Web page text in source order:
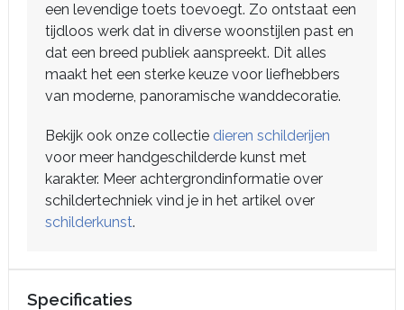
een levendige toets toevoegt. Zo ontstaat een
tijdloos werk dat in diverse woonstijlen past en
dat een breed publiek aanspreekt. Dit alles
maakt het een sterke keuze voor liefhebbers
van moderne, panoramische wanddecoratie.
Bekijk ook onze collectie dieren schilderijen
voor meer handgeschilderde kunst met
karakter. Meer achtergrondinformatie over
schildertechniek vind je in het artikel over
schilderkunst.
Specificaties